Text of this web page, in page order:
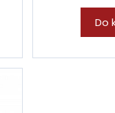
Do